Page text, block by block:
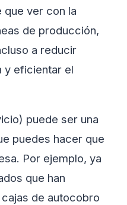
que ver con la
de producción,
a reducir
y eficientar el
puede ser una
puedes hacer que
Por ejemplo, ya
que han
de autocobro